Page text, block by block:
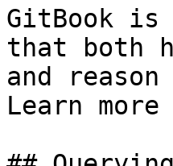
GitBook is
that both
and
Learn